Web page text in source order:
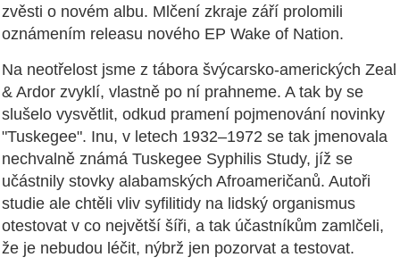
zvěsti o novém albu. Mlčení zkraje září prolomili
oznámením releasu nového EP Wake of Nation.
Na neotřelost jsme z tábora švýcarsko-amerických Zeal
& Ardor zvyklí, vlastně po ní prahneme. A tak by se
slušelo vysvětlit, odkud pramení pojmenování novinky
"Tuskegee". Inu, v letech 1932–1972 se tak jmenovala
nechvalně známá Tuskegee Syphilis Study, jíž se
učástnily stovky alabamských Afroameričanů. Autoři
studie ale chtěli vliv syfilitidy na lidský organismus
otestovat v co největší šíři, a tak účastníkům zamlčeli,
že je nebudou léčit, nýbrž jen pozorvat a testovat.